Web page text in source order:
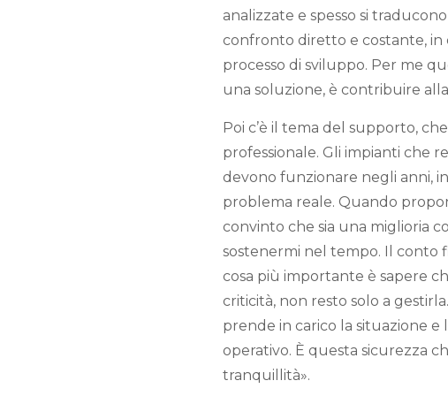
analizzate e spesso si
confronto diretto e costante, in
processo di sviluppo. Per me
una soluzione, è contribuire
Poi c’è il tema del supporto,
professionale. Gli impianti che
devono funzionare negli anni,
problema reale. Quando
convinto che sia una miglioria
sostenermi nel tempo. Il conto
cosa più importante è sapere
criticità, non resto solo a
prende in carico la situazione
operativo. È questa sicurezza
tranquillità».